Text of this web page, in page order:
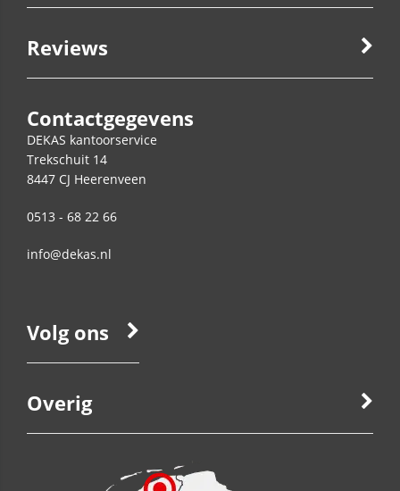
Reviews
Contactgegevens
DEKAS kantoorservice
Trekschuit 14
8447 CJ Heerenveen
0513 - 68 22 66
info@dekas.nl
Volg ons
Overig